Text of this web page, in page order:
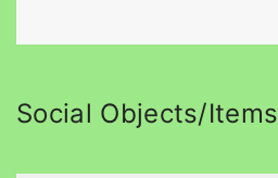
Social Objects/Items